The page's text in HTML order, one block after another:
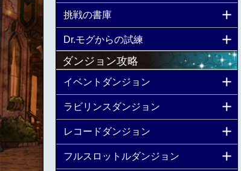
挑戦の書庫
Dr.モグからの試練
ダンジョン攻略
イベントダンジョン
ラビリンスダンジョン
レコードダンジョン
フルスロットルダンジョン